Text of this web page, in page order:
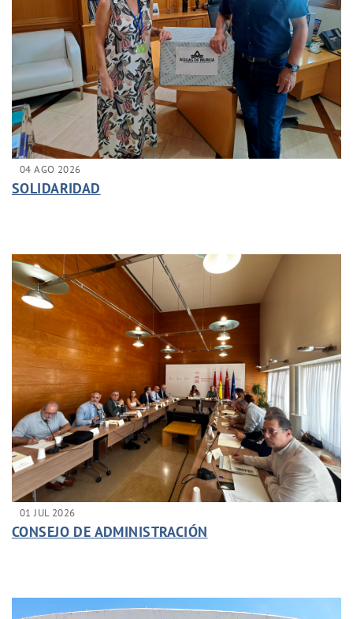
04 AGO 2026
SOLIDARIDAD
01 JUL 2026
CONSEJO DE ADMINISTRACIÓN